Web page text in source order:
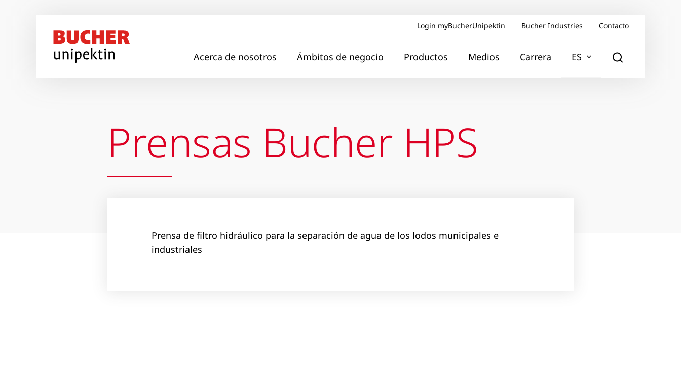
Login myBucherUnipektin Bucher Industries Contacto
Acerca de nosotros Ámbitos de negocio Productos Medios Carrera ES
Prensas Bucher HPS
Prensa de filtro hidráulico para la separación de agua de los lodos municipales e
industriales